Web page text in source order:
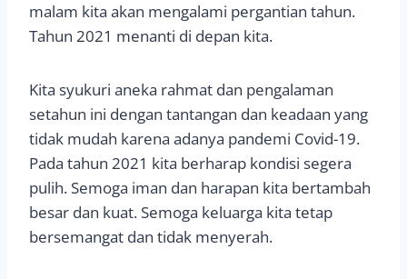
malam kita akan mengalami pergantian tahun.
Tahun 2021 menanti di depan kita.
Kita syukuri aneka rahmat dan pengalaman
setahun ini dengan tantangan dan keadaan yang
tidak mudah karena adanya pandemi Covid-19.
Pada tahun 2021 kita berharap kondisi segera
pulih. Semoga iman dan harapan kita bertambah
besar dan kuat. Semoga keluarga kita tetap
bersemangat dan tidak menyerah.